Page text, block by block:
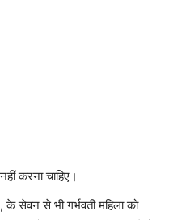
करना चाहिए।
सेवन से भी गर्भवती महिला को